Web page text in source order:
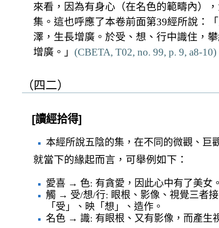
來看，因為有身心（在名色的範疇內）
集。這也呼應了本卷前面第39經所說：
澤，生長增廣。於受、想、行中識住，
增廣。」 (CBETA, T02, no. 99, p. 9, a8-10)
（四二）
[讀經拾得]
本經所說五陰的集，在不同的微觀、巨
就當下的緣起而言，可舉例如下：
愛喜 → 色: 有貪愛，因此心中有了美女
觸 → 受/想/行: 眼根、影像、視覺三者
「受」、映「想」、造作。
名色 → 識: 有眼根、又有影像，而產生